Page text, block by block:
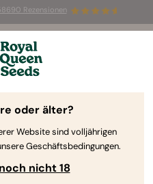
Rezensionen
zu 50 % Rabatt
⏤
Blog
oder älter?
Website sind volljährigen
Geschäftsbedingungen.
nicht 18